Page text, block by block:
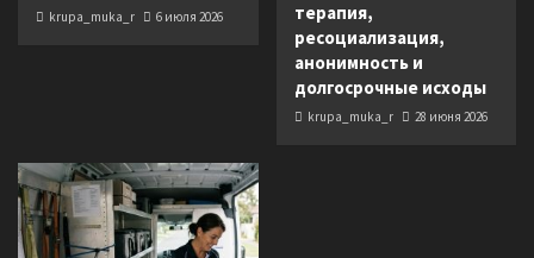
krupa_muka_r 6 июля 2026
терапия,
ресоциализация,
анонимность и
долгосрочные исходы
krupa_muka_r 28 июня 2026